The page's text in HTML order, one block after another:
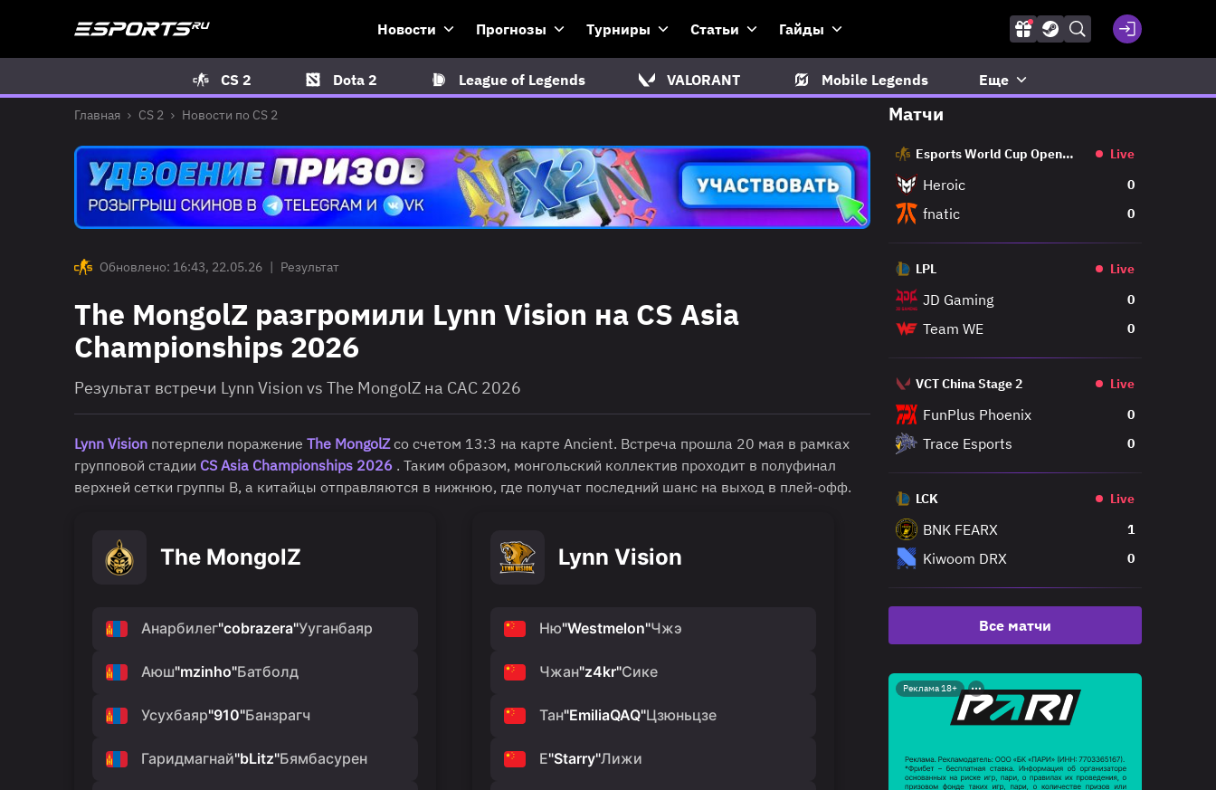
Новости Прогнозы Турниры Статьи Гайды
CS 2 Dota 2 League of Legends VALORANT Mobile Legends Еще
Главная CS 2 Новости по CS 2
Обновлено: 16:43, 22.05.26 | Результат
The MongolZ разгромили Lynn Vision на CS Asia
Championships 2026
Результат встречи Lynn Vision vs The MongolZ на CAC 2026
Lynn Vision потерпели поражение The MongolZсо счетом 13:3 на карте Ancient. Встреча прошла 20 мая в рамках
групповой стадии CS Asia Championships 2026 . Таким образом, монгольский коллектив проходит в полуфинал
верхней сетки группы B, а китайцы отправляются в нижнюю, где получат последний шанс на выход в плей-офф.
The MongolZ
Анарбилег"cobrazera"Ууганбаяр
Аюш"mzinho"Батболд
Усухбаяр"910"Банзрагч
Гаридмагнай"bLitz"Бямбасурен
Lynn Vision
Ню"Westmelon"Чжэ
Чжан"z4kr"Сике
Тан"EmiliaQAQ"Цзюньцзе
Е"Starry"Лижи
Матчи
Esports World Cup Open
Live
Heroic 0
fnatic 0
LPL Live
JD Gaming 0
Team WE 0
VCT China Stage 2 Live
FunPlus Phoenix 0
Trace Esports 0
LCK Live
BNK FEARX 1
Kiwoom DRX 0
Все матчи
Реклама 18+